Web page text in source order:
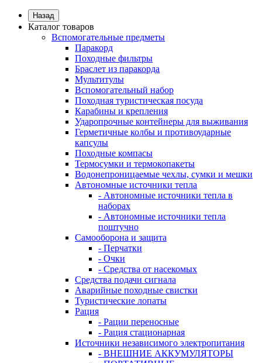
Назад
Каталог товаров
Вспомогательные предметы
Паракорд
Походные фильтры
Браслет из паракорда
Мультитулы
Вспомогательный набор
Походная туристическая посуда
Карабины и крепления
Ударопрочные контейнеры для выживания
Герметичные колбы и противоударные
капсулы
Походные компасы
Термосумки и термокопакеты
Водонепроницаемые чехлы, сумки и мешки
Автономные источники тепла
- Автономные источники тепла в
наборах
- Автономные источники тепла
поштучно
Самооборона и защита
- Перчатки
- Очки
- Средства от насекомых
Средства подачи сигнала
Аварийные походные свистки
Туристические лопаты
Рация
- Рации переносные
- Рация стационарная
Источники независимого электропитания
- ВНЕШНИЕ АККУМУЛЯТОРЫ